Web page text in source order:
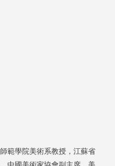
範學院美術系教授，江蘇省